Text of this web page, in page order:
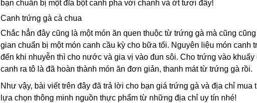
bạn chuẩn bị một đĩa bột canh pha với chanh và ớt tươi đấy!
Canh trứng gà cà chua
Chắc hẳn đây cũng là một món ăn quen thuộc từ trứng gà mà cũng
gian chuẩn bị một món canh cầu kỳ cho bữa tối. Nguyên liệu món
đến khi nhuyễn thì cho nước và gia vị vào đun sôi. Cho trứng vào
canh ra tô là đã hoàn thành món ăn đơn giản, thanh mát từ trứng gà rồi.
Như vậy, bài viết trên đây đã trả lời cho bạn giá trứng gà và địa chỉ
lựa chọn thông minh nguồn thực phẩm từ những địa chỉ uy tín nhé!